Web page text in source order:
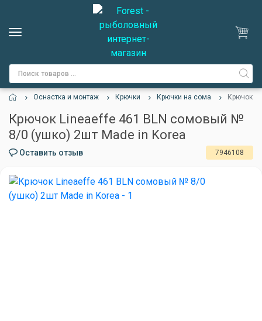
Оснастка и монтаж Крючки Крючки на сома Крючок
Крючок Lineaeffe 461 BLN сомовый №
8/0 (ушко) 2шт Made in Korea
Оставить отзыв 7946108